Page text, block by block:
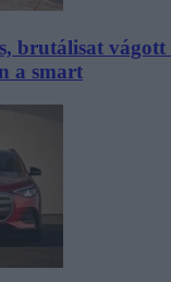
brutálisat
a smart